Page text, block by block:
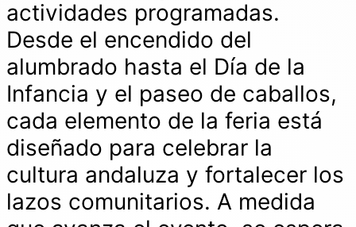
actividades programadas.
Desde el encendido del
alumbrado hasta el Día de la
Infancia y el paseo de caballos,
cada elemento de la feria está
diseñado para celebrar la
cultura andaluza y fortalecer los
lazos comunitarios. A medida